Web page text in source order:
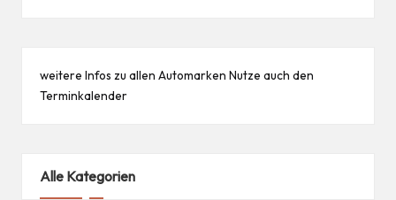
weitere Infos zu allen Automarken Nutze auch den
Terminkalender
Alle Kategorien